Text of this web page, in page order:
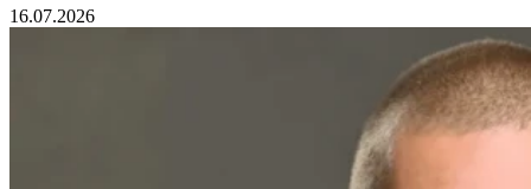
16.07.2026